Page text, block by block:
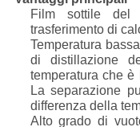
Film sottile del
trasferimento di
Temperatura
di distillazione
temperatura che
La separazione
differenza della
Alto grado di